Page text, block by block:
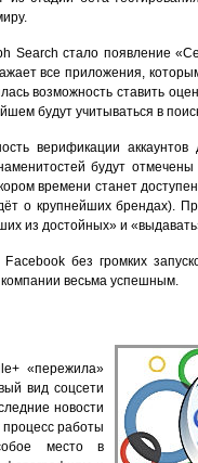
Search стало появление
все приложения,
возможность ставить
будут учитываться в
верификации
будут
времени станет
о крупнейших брендах).
из достойных» и
без громких
весьма успешным.
«пережила»
вид соцсети
новости
процесс работы
место в